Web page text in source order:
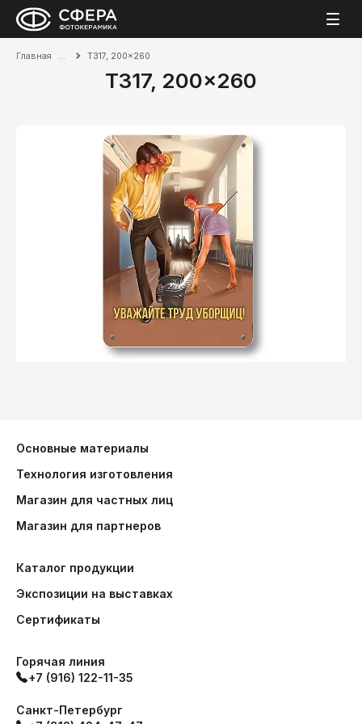
Главная T317, 200x260
T317, 200x260
Основные материалы
Технология изготовления
Магазин для частных лиц
Магазин для партнеров
Каталог продукции
Экспозиции на выставках
Сертификаты
Горячая линия
+7 (916) 122-11-35
Санкт-Петербург